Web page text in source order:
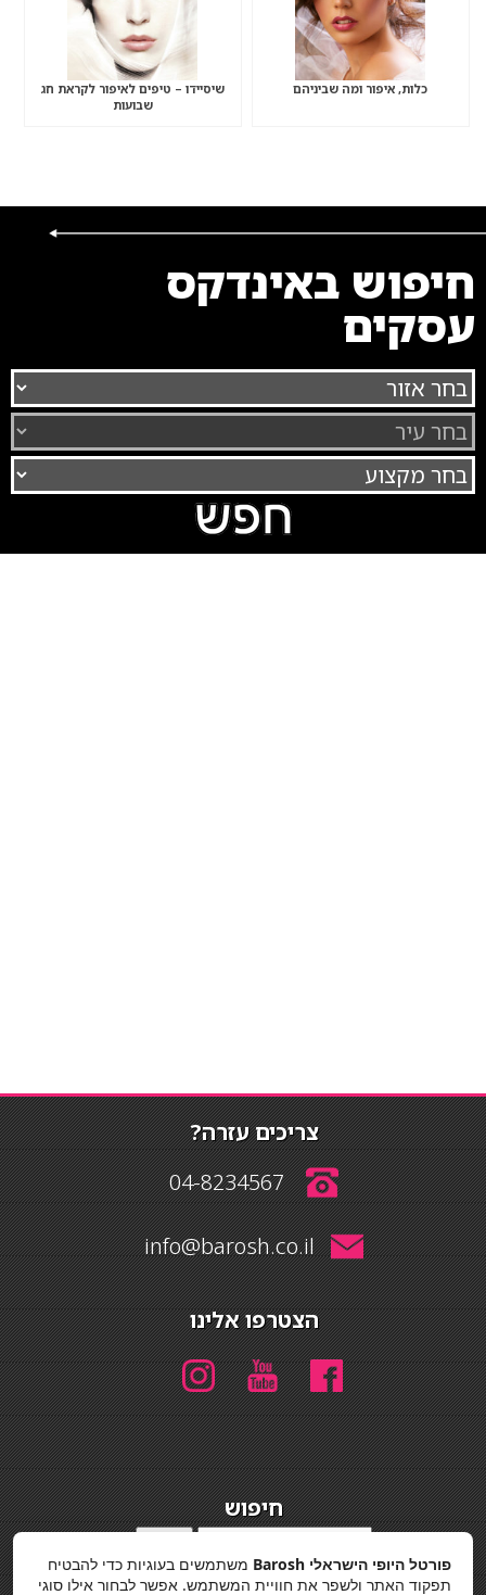
כלות, איפור ומה שביניהם
שיסיידו – טיפים לאיפור לקראת חג
שבועות
חיפוש באינדקס
עסקים
צריכים עזרה?
04-8234567
info@barosh.co.il
הצטרפו אלינו
חיפוש
מדיניות פרטיות
פורטל היופי הישראלי Barosh
משתמשים בעוגיות כדי להבטיח
תפקוד האתר ולשפר את חוויית המשתמש. אפשר לבחור אילו סוגי